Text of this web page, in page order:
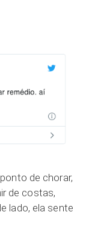
de chorar,
de costas,
lado, ela sente